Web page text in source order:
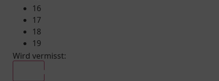
16
17
18
19
Wird vermisst: